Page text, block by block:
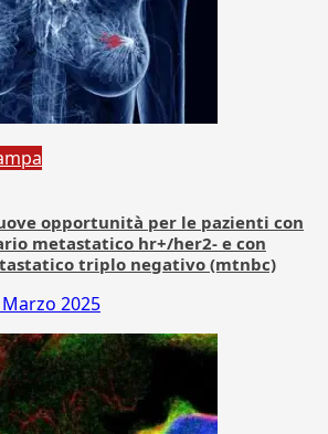
opportunità per le pazienti con
metastatico hr+/her2- e con
triplo negativo (mtnbc)
2025